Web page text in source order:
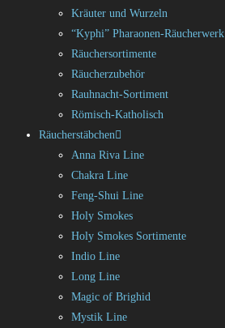
Kräuter und Wurzeln
“Kyphi” Pharaonen-Räucherwerk
Räuchersortimente
Räucherzubehör
Rauhnacht-Sortiment
Römisch-Katholisch
Räucherstäbchen
Anna Riva Line
Chakra Line
Feng-Shui Line
Holy Smokes
Holy Smokes Sortimente
Indio Line
Long Line
Magic of Brighid
Mystik Line